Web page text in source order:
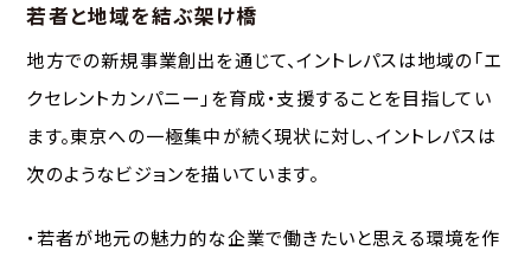
若者と地域を結ぶ架け橋
地方での新規事業創出を通じて、イントレパスは地域の「エ
クセレントカンパニー」を育成・支援することを目指してい
ます。東京への一極集中が続く現状に対し、イントレパスは
次のようなビジョンを描いています。
・若者が地元の魅力的な企業で働きたいと思える環境を作